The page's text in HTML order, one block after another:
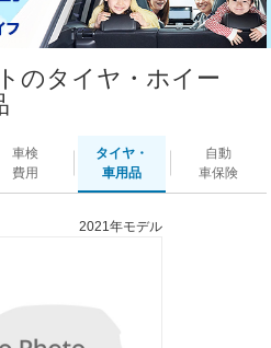
のタイヤ・ホイー
車検
費用
タイヤ・
車用品
自動
車保険
2021年モデル